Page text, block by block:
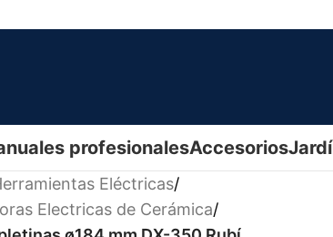
profesionalesAccesorios
Eléctricas/
Electricas de Cerámica/